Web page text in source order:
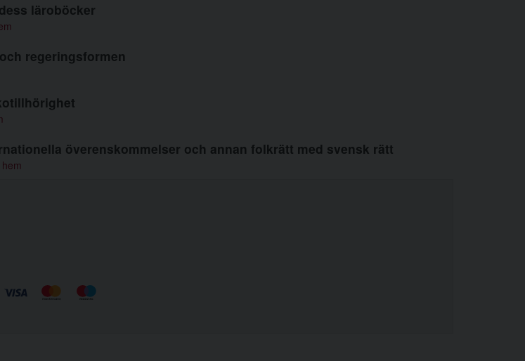
läroböcker
regeringsformen
överenskommelser och annan folkrätt med svensk rätt